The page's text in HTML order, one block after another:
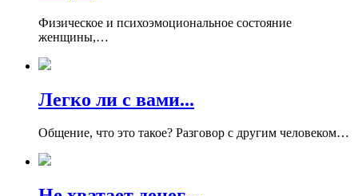
Физическое и психоэмоциональное состояние
женщины,…
Легко ли с вами...
Общение, что это такое? Разговор с другим человеком…